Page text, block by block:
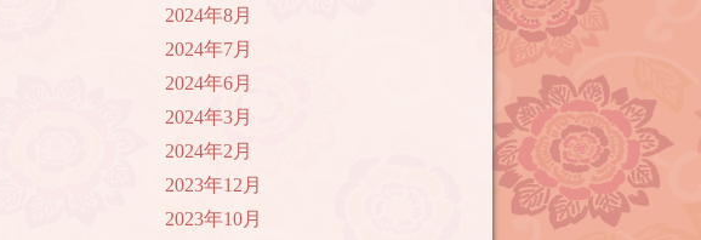
2024年8月
2024年7月
2024年6月
2024年3月
2024年2月
2023年12月
2023年10月